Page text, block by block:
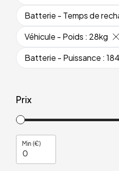
Batterie - Temps de
Véhicule - Poids : 28kg
Batterie - Puissance :
Prix
Min (€)